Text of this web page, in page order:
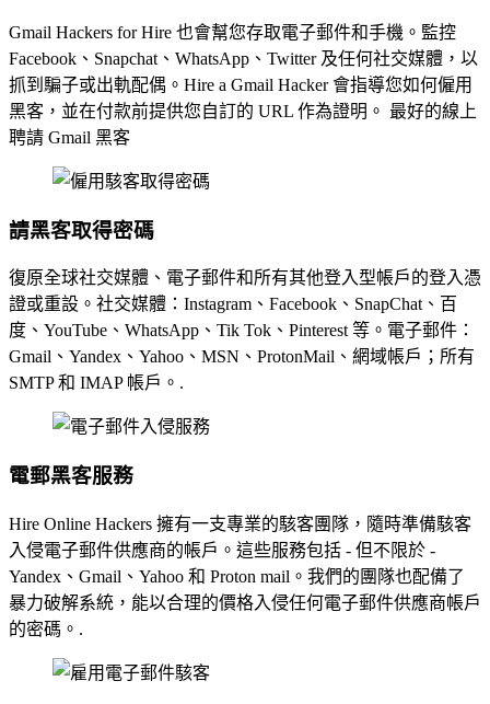
Gmail Hackers for Hire 也會幫您存取電子郵件和手機。監控
Facebook、Snapchat、WhatsApp、Twitter 及任何社交媒體，以
抓到騙子或出軌配偶。Hire a Gmail Hacker 會指導您如何僱用
黑客，並在付款前提供您自訂的 URL 作為證明。 最好的線上
聘請 Gmail 黑客
請黑客取得密碼
復原全球社交媒體、電子郵件和所有其他登入型帳戶的登入憑
證或重設。社交媒體：Instagram、Facebook、SnapChat、百
度、YouTube、WhatsApp、Tik Tok、Pinterest 等。電子郵件：
Gmail、Yandex、Yahoo、MSN、ProtonMail、網域帳戶；所有
SMTP 和 IMAP 帳戶。.
電郵黑客服務
Hire Online Hackers 擁有一支專業的駭客團隊，隨時準備駭客
入侵電子郵件供應商的帳戶。這些服務包括 - 但不限於 -
Yandex、Gmail、Yahoo 和 Proton mail。我們的團隊也配備了
暴力破解系統，能以合理的價格入侵任何電子郵件供應商帳戶
的密碼。.